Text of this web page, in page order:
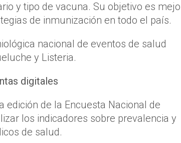
y tipo de vacuna. Su objetivo es
de inmunización en todo el país.
nacional de eventos de salud
y Listeria.
digitales
de la Encuesta Nacional de
los indicadores sobre prevalencia y
de salud.